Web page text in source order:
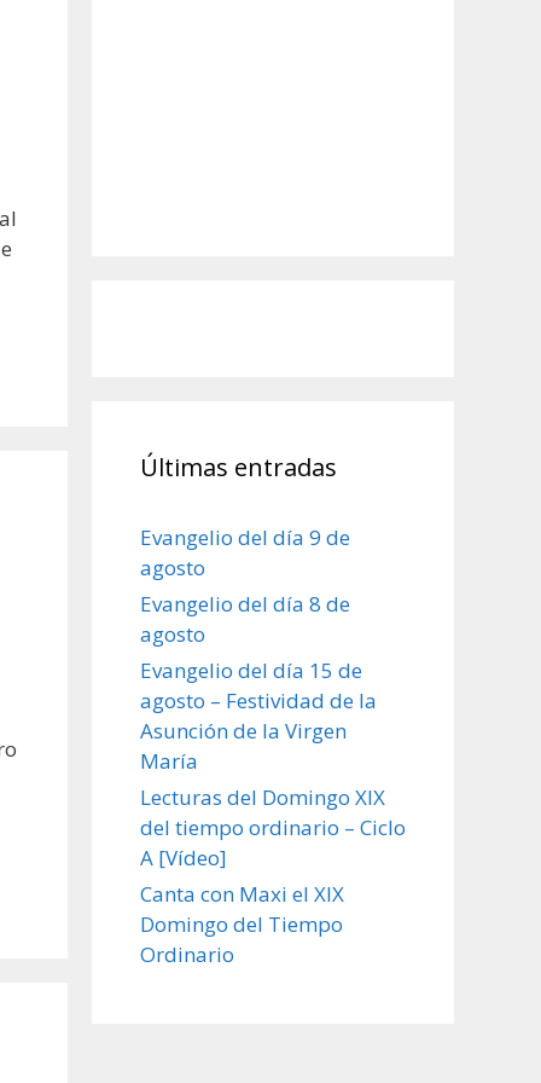
Últimas entradas
Evangelio del día 9 de
agosto
Evangelio del día 8 de
agosto
Evangelio del día 15 de
agosto – Festividad de la
Asunción de la Virgen
María
Lecturas del Domingo XIX
del tiempo ordinario – Ciclo
A [Vídeo]
Canta con Maxi el XIX
Domingo del Tiempo
Ordinario